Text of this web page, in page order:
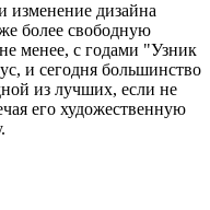
дизайна
более свободную
менее, с годами "Узник
и сегодня большинство
из лучших, если не
его художественную